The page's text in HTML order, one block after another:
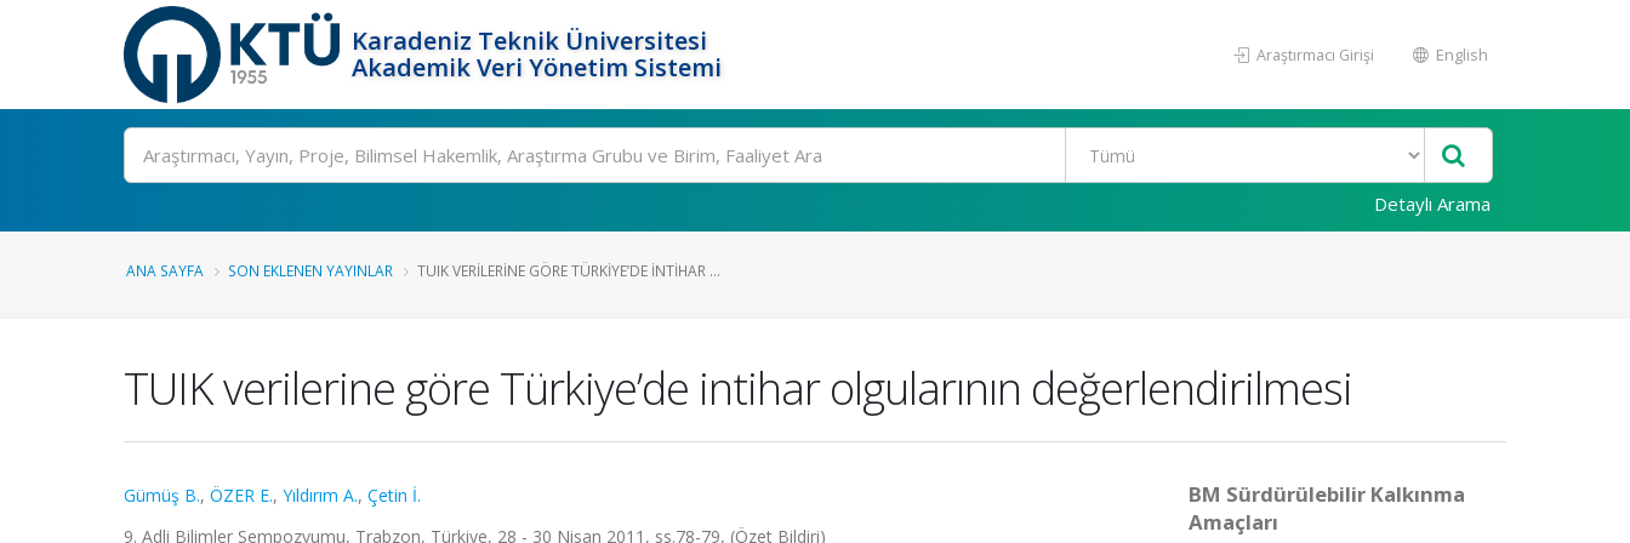
Karadeniz Teknik Üniversitesi
Akademik Veri Yönetim Sistemi
Araştırmacı Girişi English
Ara
Detaylı Arama
ANA SAYFA SON EKLENEN YAYINLAR TUIK VERILERINE GÖRE TÜRKIYE’DE INTIHAR ...
TUIK verilerine göre Türkiye’de intihar olgularının değerlendirilmesi
Gümüş B., ÖZER E., Yıldırım A., Çetin İ.
9. Adli Bilimler Sempozyumu, Trabzon, Türkiye, 28 - 30 Nisan 2011, ss.78-79, (Özet Bildiri)
BM Sürdürülebilir Kalkınma
Amaçları